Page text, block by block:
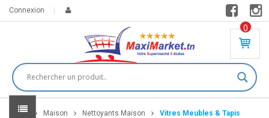
Connexion
0
PR
DU
IT(
S)
Home Maison Nettoyants Maison Vitres Meubles & Tapis